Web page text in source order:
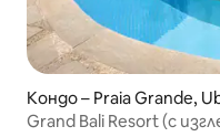
Кондо – Praia Grande,
Grand Bali Resort (с